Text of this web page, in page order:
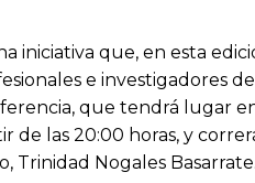
iniciativa que, en esta
e investigadores
que tendrá lugar
las 20:00 horas, y
Trinidad Nogales Basarrate.